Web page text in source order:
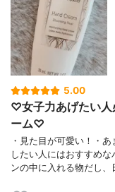
5.00
♡女子力あげたい人
ーム♡
・見た目が可愛い！・
したい人にはおすすめ
ンの中に入れる物だし